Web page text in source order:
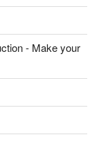
- Make your